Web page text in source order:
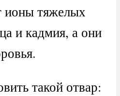
ионы тяжелых
и кадмия, а они
такой отвар: